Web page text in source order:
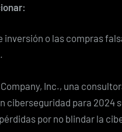
o las compras
Inc., una
ciberseguridad para 2024
por no blindar la